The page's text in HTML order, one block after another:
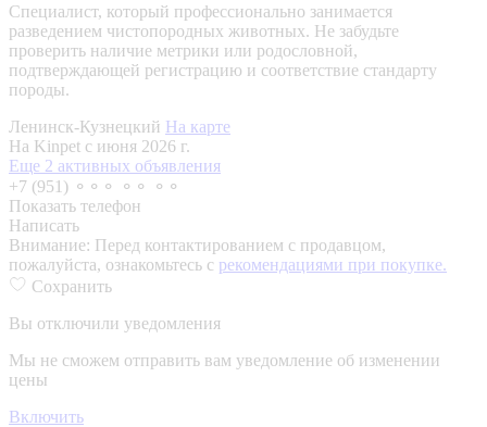
Специалист, который профессионально занимается
разведением чистопородных животных. Не забудьте
проверить наличие метрики или родословной,
подтверждающей регистрацию и соответствие стандарту
породы.
Ленинск-Кузнецкий На карте
На Kinpet c июня 2026 г.
Еще 2 активных объявления
+7 (951) ⚬⚬⚬ ⚬⚬ ⚬⚬
Показать телефон
Написать
Внимание: Перед контактированием с продавцом,
пожалуйста, ознакомьтесь с рекомендациями при покупке.
Сохранить
Вы отключили уведомления
Мы не сможем отправить вам уведомление об изменении
цены
Включить